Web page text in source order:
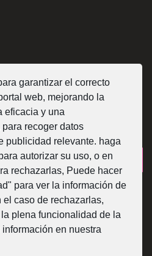
garantizar el correcto
web, mejorando la
eficacia y una
recoger datos
publicidad relevante. haga
autorizar su uso, o en
rechazarlas, Puede hacer
para ver la información de
el caso de rechazarlas,
plena funcionalidad de la
en nuestra
fabricamos?
de Bizkaia